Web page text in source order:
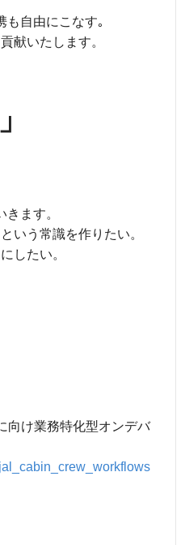
も自由にこなす｡
献いたします。
ます。
いう常識を作りたい。
したい。
向け業務特化型オンデバ